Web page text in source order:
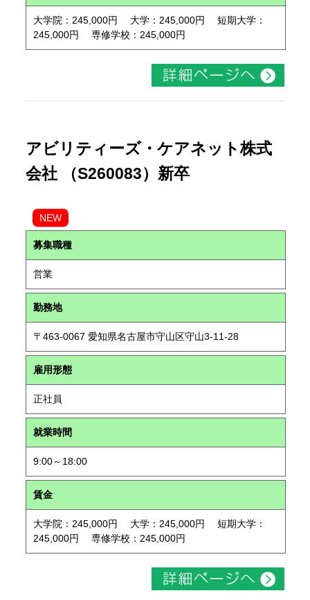
大学院：245,000円 大学：245,000円 短期大学：
245,000円 専修学校：245,000円
アビリティーズ・ケアネット株式
会社 （S260083）新卒
NEW
募集職種
営業
勤務地
〒463-0067 愛知県名古屋市守山区守山3-11-28
雇用形態
正社員
就業時間
9:00～18:00
賃金
大学院：245,000円 大学：245,000円 短期大学：
245,000円 専修学校：245,000円